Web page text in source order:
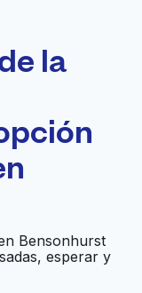
24/7
al sitio web
la
Bensonhurst
esperar y